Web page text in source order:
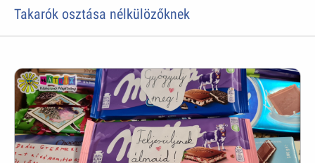
Takarók osztása nélkülözőknek